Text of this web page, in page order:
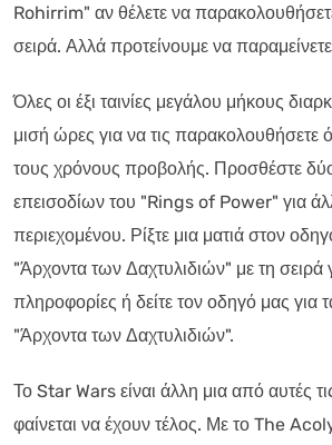
Rohirrim" αν θέλετε να
σειρά. Αλλά προτείνουμε να παραμείνετε
Όλες οι έξι ταινίες μεγάλου μήκους
μισή ώρες για να τις παρακολουθήσετε
τους χρόνους προβολής. Προσθέστε
επεισοδίων του "Rings of Power" για
περιεχομένου. Ρίξτε μια ματιά στον
"Άρχοντα των Δαχτυλιδιών" με τη σειρά
πληροφορίες ή δείτε τον οδηγό μας για
"Άρχοντα των Δαχτυλιδιών".
Το Star Wars είναι άλλη μια από αυτές
φαίνεται να έχουν τέλος. Με το The